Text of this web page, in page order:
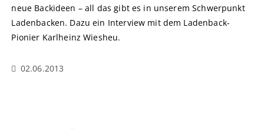
neue Backideen – all das gibt es in unserem Schwerpunkt
Ladenbacken. Dazu ein Interview mit dem Ladenback-
Pionier Karlheinz Wiesheu.
02.06.2013